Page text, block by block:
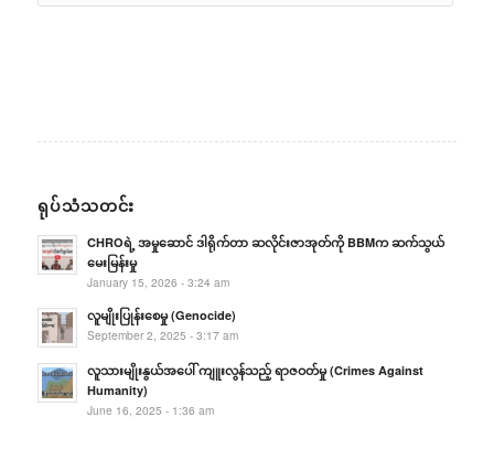
ရုပ်သံသတင်း
CHROရဲ့ အမှုဆောင် ဒါရိုက်တာ ဆလိုင်းဇာအုတ်ကို BBMက ဆက်သွယ်
မေးမြန်းမှု
January 15, 2026 - 3:24 am
လူမျိုးပြုန်းစေမှု (Genocide)
September 2, 2025 - 3:17 am
လူသားမျိုးနွယ်အပေါ် ကျူးလွန်သည့် ရာဇဝတ်မှု (Crimes Against
Humanity)
June 16, 2025 - 1:36 am